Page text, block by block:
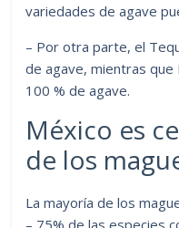
variedades de agave
– Por otra parte, el
de agave, mientras que
100 % de agave.
México es
de los
La mayoría de los
– 75% de las especies